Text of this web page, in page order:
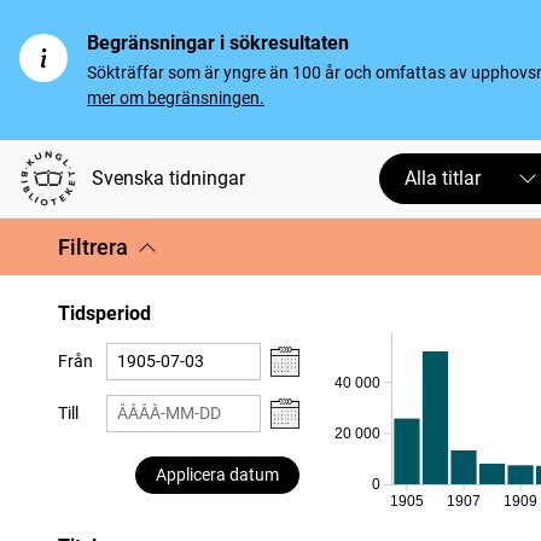
Begränsningar i sökresultaten
Sökträffar som är yngre än 100 år och omfattas av
mer om begränsningen.
Svenska tidningar Alla titlar
Filtrera
Tidsperiod
Från
Till
Applicera datum
0
20 000
40 000
1905 1907 1909